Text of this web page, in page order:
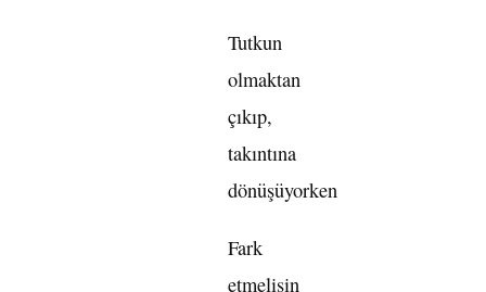
Tutkun
olmaktan
çıkıp,
takıntına
dönüşüyorken
Fark
etmelisin